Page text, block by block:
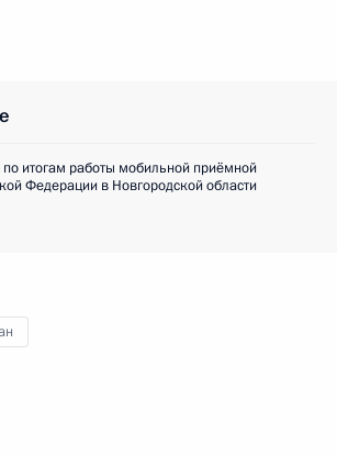
итогам работы мобильной приёмной
Федерации в Новгородской области